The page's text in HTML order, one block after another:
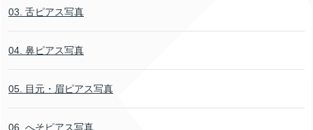
03. 舌ピアス写真
04. 鼻ピアス写真
05. 目元・眉ピアス写真
06. へそピアス写真